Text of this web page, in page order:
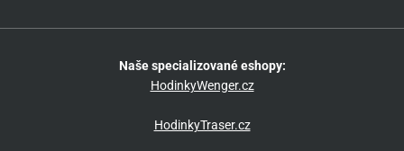
Naše specializované eshopy:
HodinkyWenger.cz
HodinkyTraser.cz